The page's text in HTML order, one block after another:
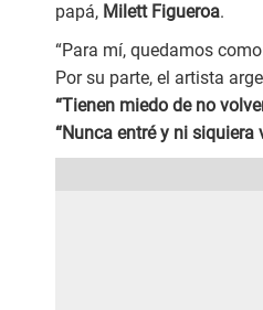
papá, Milett Figueroa.
“Para mí, quedamos
Por su parte, el artista
“Tienen miedo de no
“Nunca entré y ni siquiera